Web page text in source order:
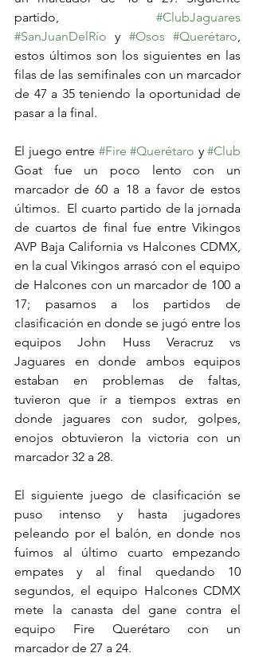
partido, #ClubJaguares
#SanJuanDelRío y #Osos #Querétaro,
estos últimos son los siguientes en las
filas de las semifinales con un marcador
de 47 a 35 teniendo la oportunidad de
pasar a la final.
El juego entre #Fire #Querétaro y #Club
Goat fue un poco lento con un
marcador de 60 a 18 a favor de estos
últimos.  El cuarto partido de la jornada
de cuartos de final fue entre Vikingos
AVP Baja California vs Halcones CDMX,
en la cual Vikingos arrasó con el equipo
de Halcones con un marcador de 100 a
17; pasamos a los partidos de
clasificación en donde se jugó entre los
equipos John Huss Veracruz vs
Jaguares en donde ambos equipos
estaban en problemas de faltas,
tuvieron que ir a tiempos extras en
donde jaguares con sudor, golpes,
enojos obtuvieron la victoria con un
marcador 32 a 28.
El siguiente juego de clasificación se
puso intenso y hasta jugadores
peleando por el balón, en donde nos
fuimos al último cuarto empezando
empates y al final quedando 10
segundos, el equipo Halcones CDMX
mete la canasta del gane contra el
equipo Fire Querétaro con un
marcador de 27 a 24.